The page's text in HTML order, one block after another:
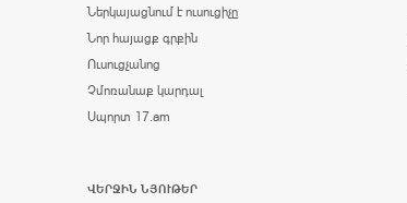
Ներկայացնում է ուսուցիչը
Նոր հայացք գրքին
Ուսուցչանոց
Չմոռանաք կարդալ
Սպորտ 17.am
ՎԵՐՋԻՆ ՆՅՈՒԹԵՐ